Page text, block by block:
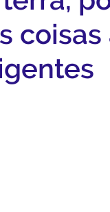
Pároco Atual